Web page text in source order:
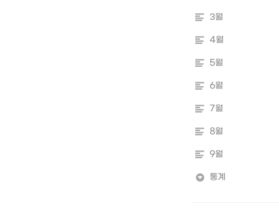
3월
4월
5월
6월
7월
8월
9월
통계